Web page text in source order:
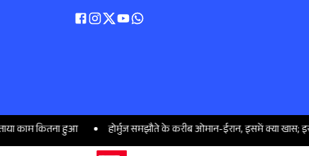
हुआ होर्मुज समझौते के करीब ओमान-ईरान, इसमें क्या खास; इसकी सफलता